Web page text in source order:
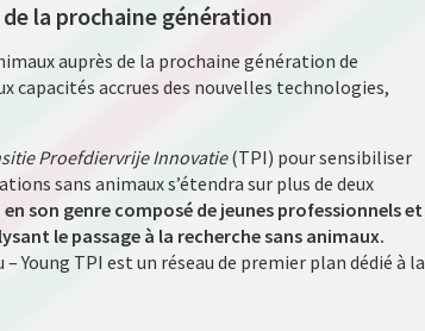
la prochaine génération
auprès de la prochaine génération de
capacités accrues des nouvelles technologies,
Proefdiervrije Innovatie(TPI) pour sensibiliser
sans animaux s’étendra sur plus de deux
son genre composé de jeunes professionnels et
le passage à la recherche sans animaux.
TPI est un réseau de premier plan dédié à la